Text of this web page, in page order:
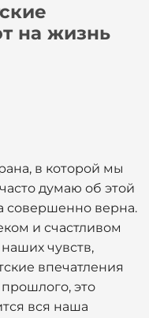
на жизнь
в которой мы
думаю об этой
совершенно верна.
и счастливом
чувств,
впечатления
это
вся наша